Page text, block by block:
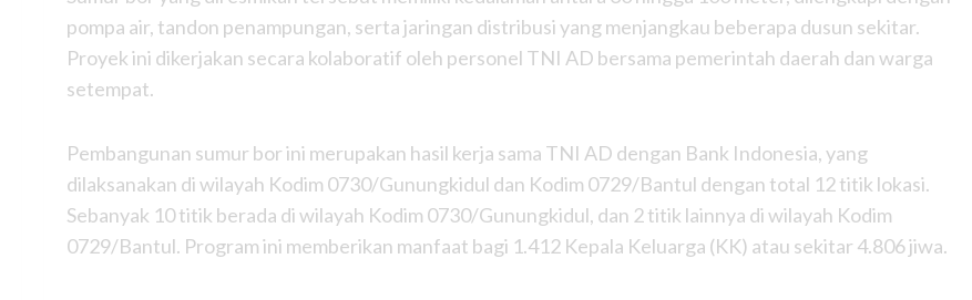
pompa air, tandon penampungan, serta jaringan distribusi yang menjangkau beberapa dusun sekitar.
Proyek ini dikerjakan secara kolaboratif oleh personel TNI AD bersama pemerintah daerah dan warga
setempat.
Pembangunan sumur bor ini merupakan hasil kerja sama TNI AD dengan Bank Indonesia, yang
dilaksanakan di wilayah Kodim 0730/Gunungkidul dan Kodim 0729/Bantul dengan total 12 titik lokasi.
Sebanyak 10 titik berada di wilayah Kodim 0730/Gunungkidul, dan 2 titik lainnya di wilayah Kodim
0729/Bantul. Program ini memberikan manfaat bagi 1.412 Kepala Keluarga (KK) atau sekitar 4.806 jiwa.